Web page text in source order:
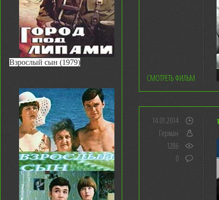
Взрослый сын (1979)
СМОТРЕТЬ ФИЛЬМ
14.01.2014
Герман
1286
0